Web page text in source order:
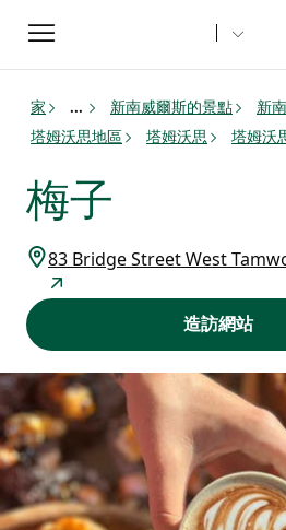
Toggle
navigation
家 ... 新南威爾斯的景點
新
塔姆沃思地區
塔姆沃思 塔姆沃
梅子
83 Bridge Street West
造訪網站